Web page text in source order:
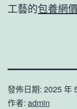
工藝的包養網
發佈日期: 2025 年
作者: admin